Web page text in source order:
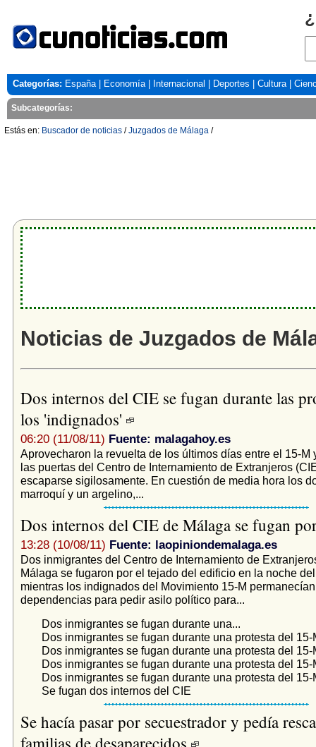
Categorías: España| Economía| Internacional Deportes Cultura|
Subcategorías:
Estás en: Buscador de noticias /Juzgados de Málaga /
Noticias de Juzgados de
Dos internos del CIE se fugan durante las
los 'indignados'
06:20 (11/08/11) Fuente: malagahoy.es
Aprovecharon la revuelta de los últimos días entre el 15-M
las puertas del Centro de Internamiento de Extranjeros
escaparse sigilosamente. En cuestión de media hora los
marroquí y un argelino,...
Dos internos del CIE de Málaga se fugan
13:28 (10/08/11) Fuente: laopiniondemalaga.es
Dos inmigrantes del Centro de Internamiento de
Málaga se fugaron por el tejado del edificio en la noche
mientras los indignados del Movimiento 15-M
dependencias para pedir asilo político para...
Dos inmigrantes se fugan durante una...
Dos inmigrantes se fugan durante una protesta del 15-
Dos inmigrantes se fugan durante una protesta del 15-
Dos inmigrantes se fugan durante una protesta del 15-
Dos inmigrantes se fugan durante una protesta del 15-
Se fugan dos internos del CIE
Se hacía pasar por secuestrador y pedía
familias de desaparecidos